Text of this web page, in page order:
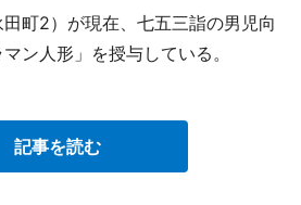
町2）が現在、七五三詣の男児向
ン人形」を授与している。
記事を読む